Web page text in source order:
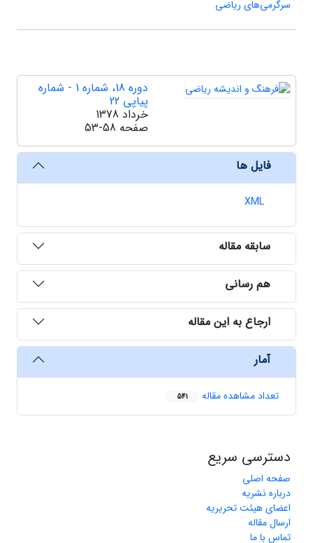
سرگرمی‌های ریاضی
دوره 18، شماره 1 - شماره
پیاپی 22
خرداد 1378
صفحه 53-58
فایل ها
XML
سابقه مقاله
هم رسانی
ارجاع به این مقاله
آمار
تعداد مشاهده مقاله 541
دسترسی سریع
صفحه اصلی
درباره نشریه
اعضای هیئت تحریریه
ارسال مقاله
تماس با ما